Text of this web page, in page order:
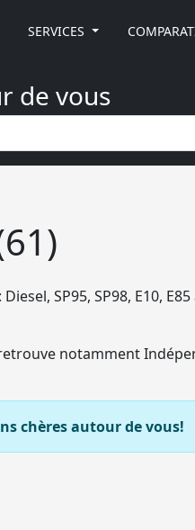
SERVICES
de vous
SP95, SP98, E10,
notamment
chères autour de vous!